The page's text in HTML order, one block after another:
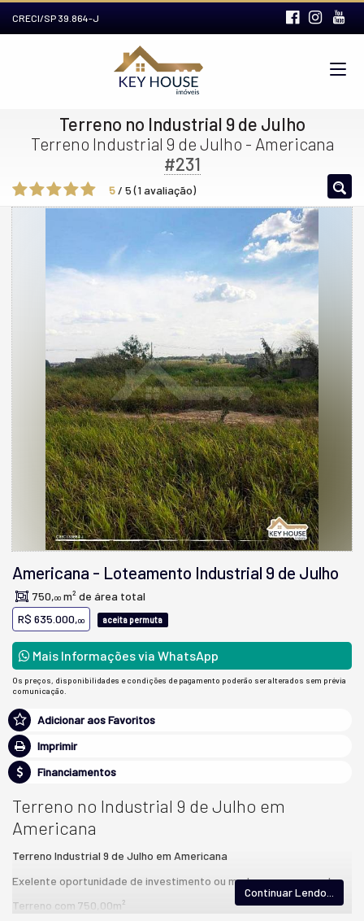
CRECI/SP 39.864-J
Terreno no Industrial 9 de Julho
Terreno Industrial 9 de Julho - Americana
#231
5 / 5(1 avaliação)
Americana - Loteamento Industrial 9 de Julho
750,00 m² de área total
R$ 635.000,00 aceita permuta
Mais Informações via WhatsApp
Os preços, disponibilidades e condições de pagamento poderão ser alterados sem prévia
comunicação.
Adicionar aos Favoritos
Imprimir
Financiamentos
Terreno no Industrial 9 de Julho em
Americana
Terreno Industrial 9 de Julho em Americana
Exelente oportunidade de investimento ou mudar sua empresa!
Terreno com 750,00m²
Continuar Lendo...